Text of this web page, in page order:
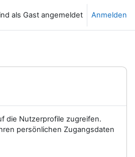
als Gast angemeldet Anmelden
die Nutzerprofile zugreifen.
persönlichen Zugangsdaten